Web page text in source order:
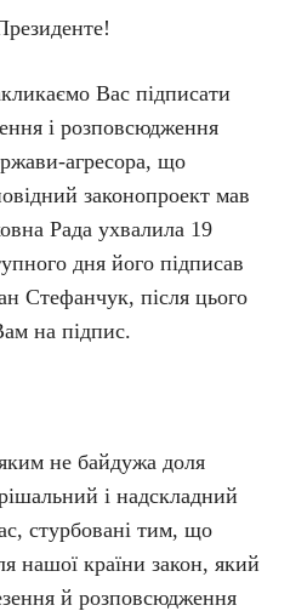
Вас підписати
і розповсюдження
агресора, що
законопроект мав
Рада ухвалила 19
дня його підписав
Стефанчук, після цього
на підпис.
не байдужа доля
і надскладний
стурбовані тим, що
нашої країни закон, який
й розповсюдження